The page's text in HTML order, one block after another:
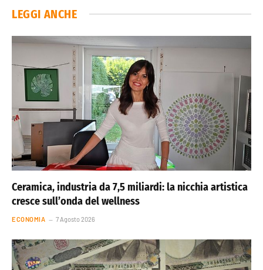
LEGGI ANCHE
Ceramica, industria da 7,5 miliardi: la nicchia artistica
cresce sull’onda del wellness
ECONOMIA 7 Agosto 2026